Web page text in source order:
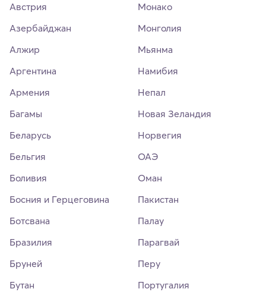
Австрия
Азербайджан
Алжир
Аргентина
Армения
Багамы
Беларусь
Бельгия
Боливия
Босния и Герцеговина
Ботсвана
Бразилия
Бруней
Бутан
Монако
Монголия
Мьянма
Намибия
Непал
Новая Зеландия
Норвегия
ОАЭ
Оман
Пакистан
Палау
Парагвай
Перу
Португалия